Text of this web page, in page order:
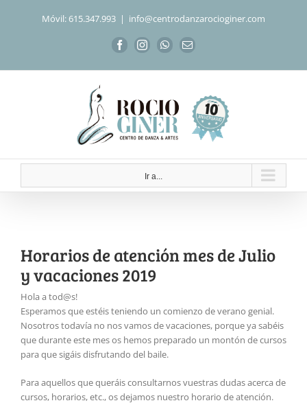
Móvil: 615.347.993 | info@centrodanzarocioginer.com
FacebookInstagramWhatsApp
Correo
Ir a...
Horarios de atención mes de Julio
y vacaciones 2019
Hola a tod@s!
Esperamos que estéis teniendo un comienzo de verano genial.
Nosotros todavía no nos vamos de vacaciones, porque ya sabéis
que durante este mes os hemos preparado un montón de cursos
para que sigáis disfrutando del baile.
Para aquellos que queráis consultarnos vuestras dudas acerca de
cursos, horarios, etc., os dejamos nuestro horario de atención.